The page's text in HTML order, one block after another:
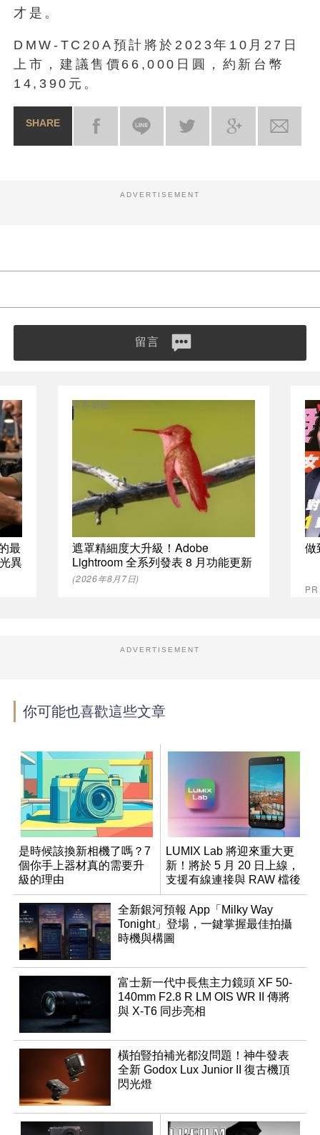
才是。
DMW-TC20A預計將於2023年10月27日
上市，建議售價66,000日圓，約新台幣
14,390元。
SHARE
ADVERTISEMENT
留言
最
異
遮罩精細度大升級！Adobe
Lightroom 全系列發表 8 月功能更新
業界動態
(2026年8月7日)
做
ADVERTISEMENT
你可能也喜歡這些文章
是時候該換新相機了嗎？7
個你手上器材真的需要升
級的理由
LUMIX Lab 將迎來重大更
新！將於 5 月 20 日上線，
支援有線連接與 RAW 檔後
製
全新銀河預報 App「Milky Way
Tonight」登場，一鍵掌握最佳拍攝
時機與構圖
富士新一代中長焦主力鏡頭 XF 50-
140mm F2.8 R LM OIS WR II 傳將
與 X-T6 同步亮相
橫拍豎拍補光都沒問題！神牛發表
全新 Godox Lux Junior II 復古機頂
閃光燈